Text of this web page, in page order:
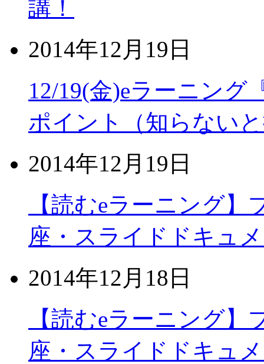
講！
2014年12月19日
12/19(金)eラーニン
ポイント（知らない
2014年12月19日
【読むeラーニング
座・スライドドキュ
2014年12月18日
【読むeラーニング
座・スライドドキュ